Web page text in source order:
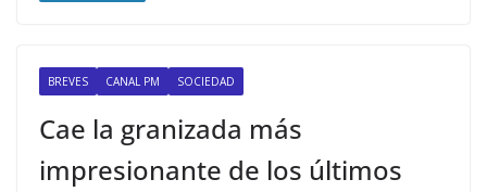
BREVES CANAL PM SOCIEDAD
Cae la granizada más
impresionante de los últimos